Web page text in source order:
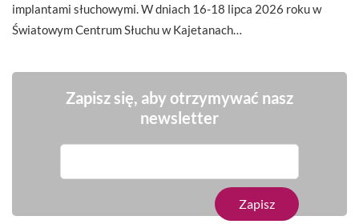
implantami słuchowymi. W dniach 16-18 lipca 2026 roku w
Światowym Centrum Słuchu w Kajetanach…
Zapisz się, aby otrzymywać nasz
newsletter